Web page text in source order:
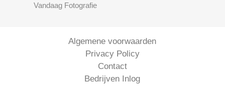
Vandaag Fotografie
Algemene voorwaarden
Privacy Policy
Contact
Bedrijven Inlog